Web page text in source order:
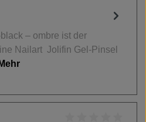
– ombre ist der
Nailart Jolifin Gel-Pinsel
Mehr